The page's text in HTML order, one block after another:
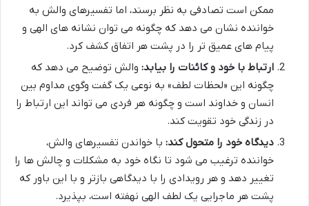
ممکن است تصادفی به نظر برسند، اما تفسیرهای والش به
خواننده نشان می دهد که چگونه می توان نشانه های الهی و
پیام های عمیق تر را در پشت هر اتفاق کشف کرد.
ارتباط با خود و کائنات را بیابد: والش توضیح می دهد که
چگونه این «لحظات لطف» به نوعی یک گفت وگوی مداوم بین
انسان و خداوند است و چگونه هر فردی می تواند این ارتباط را
در زندگی خود تقویت کند.
دیدگاه خود را متحول کند: با خواندن تفسیرهای والش،
خواننده ترغیب می شود تا نگاه خود به مشکلات و چالش ها را
تغییر دهد و هر رویدادی را با دیدگاهی بازتر و با این باور که
پشت هر ماجرایی یک لطف الهی نهفته است، بپذیرد.